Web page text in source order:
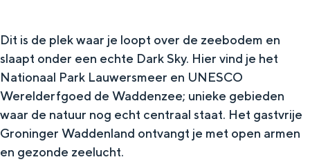
n
t
p
s
g
a
i
n
e
Dit is de plek waar je loopt over de zeebodem en
slaapt onder een echte Dark Sky. Hier vind je het
Nationaal Park Lauwersmeer en UNESCO
Werelderfgoed de Waddenzee; unieke gebieden
waar de natuur nog echt centraal staat. Het gastvrije
Groninger Waddenland ontvangt je met open armen
en gezonde zeelucht.